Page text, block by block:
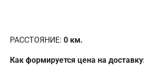
РАССТОЯНИЕ: 0 км.
Как формируется цена на